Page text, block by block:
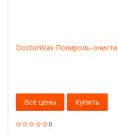
DoctorWax Полироль-
0
Все цены Купить